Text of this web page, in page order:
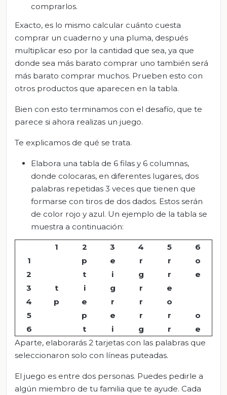
comprarlos.
Exacto, es lo mismo calcular cuánto cuesta
comprar un cuaderno y una pluma, después
multiplicar eso por la cantidad que sea, ya que
donde sea más barato comprar uno también será
más barato comprar muchos. Prueben esto con
otros productos que aparecen en la tabla.
Bien con esto terminamos con el desafío, que te
parece si ahora realizas un juego.
Te explicamos de qué se trata.
Elabora una tabla de 6 filas y 6 columnas,
donde colocaras, en diferentes lugares, dos
palabras repetidas 3 veces que tienen que
formarse con tiros de dos dados. Estos serán
de color rojo y azul. Un ejemplo de la tabla se
muestra a continuación:
1 2 3 4 5
6
1
p e r r
o
2
t i g r
e
3
t i g r
e
4
p e r r
o
5
p e r r
o
6
t i g r
e
Aparte, elaborarás 2 tarjetas con las palabras que
seleccionaron solo con líneas puteadas.
El juego es entre dos personas. Puedes pedirle a
algún miembro de tu familia que te ayude. Cada